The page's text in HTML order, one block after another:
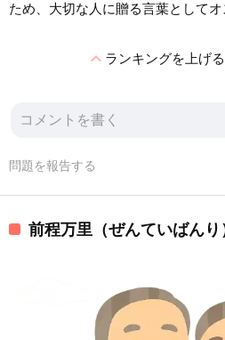
ため、大切な人に贈る言葉としてオ
expand_lessランキングを上げる
問題を報告する
前程万里（ぜんていばんり